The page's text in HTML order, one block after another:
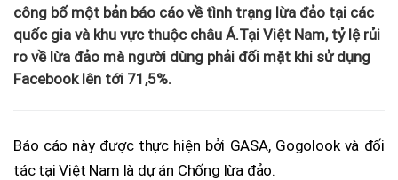
công bố một bản báo cáo về tình trạng lừa đảo tại các
quốc gia và khu vực thuộc châu Á.Tại Việt Nam, tỷ lệ rủi
ro về lừa đảo mà người dùng phải đối mặt khi sử dụng
Facebook lên tới 71,5%.
Báo cáo này được thực hiện bởi GASA, Gogolook và đối
tác tại Việt Nam là dự án Chống lừa đảo.